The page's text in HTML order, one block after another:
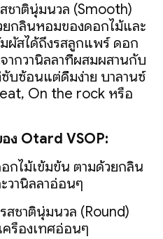
ชาตินุ่มนวล (Smooth)
กลิ่นหอมของดอกไม้และ
ผัสได้ถึงรสลูกแพร์ ดอก
ากวานิลลาที่ผสมผสานกับ
ซับซ้อนแต่ดื่มง่าย บาลานซ์
On the rock หรือ
ง Otard VSOP:
กไม้เข้มข้น ตามด้วยกลิ่น
วานิลลาอ่อนๆ
รสชาตินุ่มนวล (Round)
รื่องเทศอ่อนๆ